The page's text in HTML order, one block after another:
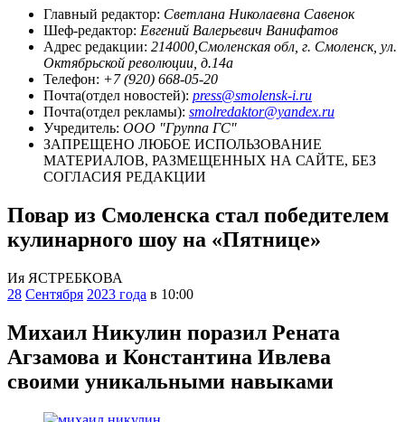
Главный редактор: Светлана Николаевна Савенок
Шеф-редактор: Евгений Валерьевич Ванифатов
Адрес редакции: 214000,Смоленская обл, г. Смоленск, ул.
Октябрьской революции, д.14а
Телефон: +7 (920) 668-05-20
Почта(отдел новостей): press@smolensk-i.ru
Почта(отдел рекламы): smolredaktor@yandex.ru
Учредитель: ООО "Группа ГС"
ЗАПРЕЩЕНО ЛЮБОЕ ИСПОЛЬЗОВАНИЕ
МАТЕРИАЛОВ, РАЗМЕЩЕННЫХ НА САЙТЕ, БЕЗ
СОГЛАСИЯ РЕДАКЦИИ
Повар из Смоленска стал победителем
кулинарного шоу на «Пятнице»
Ия ЯСТРЕБКОВА
28 Сентября 2023 года в 10:00
Михаил Никулин поразил Рената
Агзамова и Константина Ивлева
своими уникальными навыками